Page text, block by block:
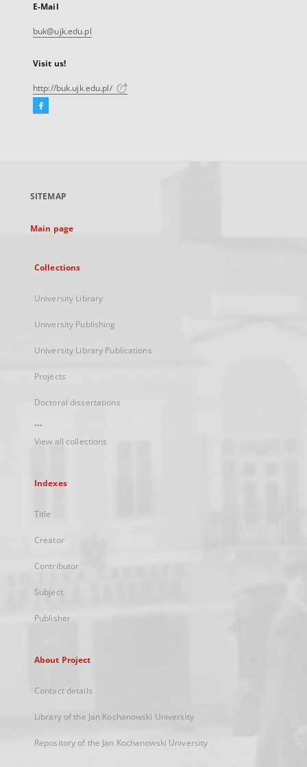
E-Mail
buk@ujk.edu.pl
Visit us!
http://buk.ujk.edu.pl/
Facebook
new
SITEMAP
Main page
Collections
University Library
University Publishing
University Library Publications
Projects
Doctoral dissertations
...
View all collections
Indexes
Title
Creator
Contributor
Subject
Publisher
About Project
Contact details
Library of the Jan Kochanowski University
Repository of the Jan Kochanowski University